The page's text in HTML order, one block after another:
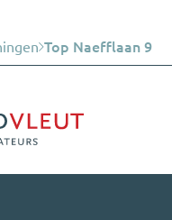
Top Naefflaan 9